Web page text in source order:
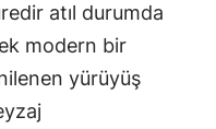
atıl durumda
modern bir
yürüyüş